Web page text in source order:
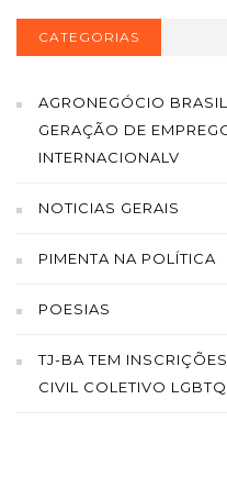
CATEGORIAS
AGRONEGÓCIO
GERAÇÃO DE
INTERNACIONALV
NOTICIAS GERAIS
PIMENTA NA POLÍTICA
POESIAS
TJ-BA TEM
CIVIL COLETIVO